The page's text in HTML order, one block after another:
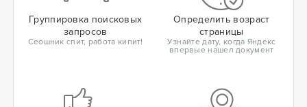
Группировка поисковых
запросов
Сеошник спит, работа кипит!
Определить возраст
страницы
Узнайте дату, когда Яндекс
впервые нашел документ